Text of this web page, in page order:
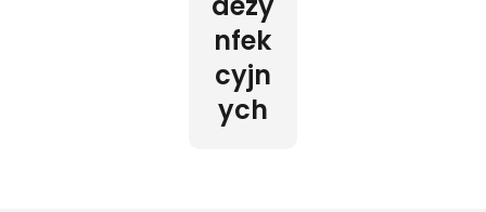
nfek
cyjn
ych